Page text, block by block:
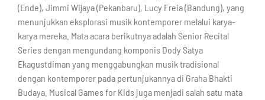
(Ende), Jimmi Wijaya (Pekanbaru), Lucy Freia (Bandung), yang
menunjukkan eksplorasi musik kontemporer melalui karya-
karya mereka. Mata acara berikutnya adalah Senior Recital
Series dengan mengundang komponis Dody Satya
Ekagustdiman yang menggabungkan musik tradisional
dengan kontemporer pada pertunjukannya di Graha Bhakti
Budaya. Musical Games for Kids juga menjadi salah satu mata